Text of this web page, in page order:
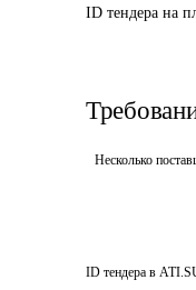
ID тендера на
Несколько
ID тендера в